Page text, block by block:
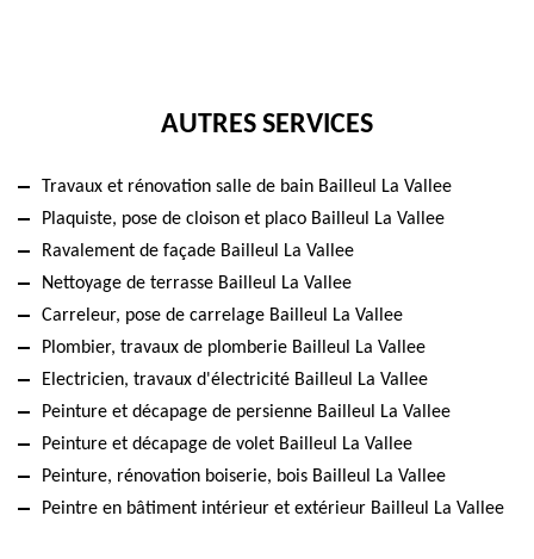
AUTRES SERVICES
Travaux et rénovation salle de bain Bailleul La Vallee
Plaquiste, pose de cloison et placo Bailleul La Vallee
Ravalement de façade Bailleul La Vallee
Nettoyage de terrasse Bailleul La Vallee
Carreleur, pose de carrelage Bailleul La Vallee
Plombier, travaux de plomberie Bailleul La Vallee
Electricien, travaux d'électricité Bailleul La Vallee
Peinture et décapage de persienne Bailleul La Vallee
Peinture et décapage de volet Bailleul La Vallee
Peinture, rénovation boiserie, bois Bailleul La Vallee
Peintre en bâtiment intérieur et extérieur Bailleul La Vallee